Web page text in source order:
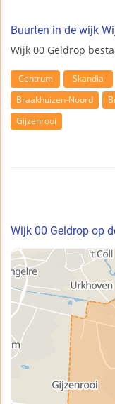
Buurten in de wijk
Wijk 00 Geldrop
Centrum Skandia
Braakhuizen-Noord
Gijzenrooi
Wijk 00 Geldrop op